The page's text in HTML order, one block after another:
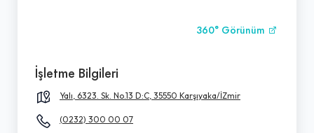
360° Görünüm
İşletme Bilgileri
Yalı, 6323. Sk. No.13 D:C, 35550 Karşıyaka/İZmir
(0232) 300 00 07